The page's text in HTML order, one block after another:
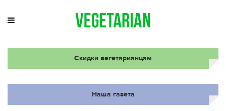
Скидки вегетарианцам
Наша газета